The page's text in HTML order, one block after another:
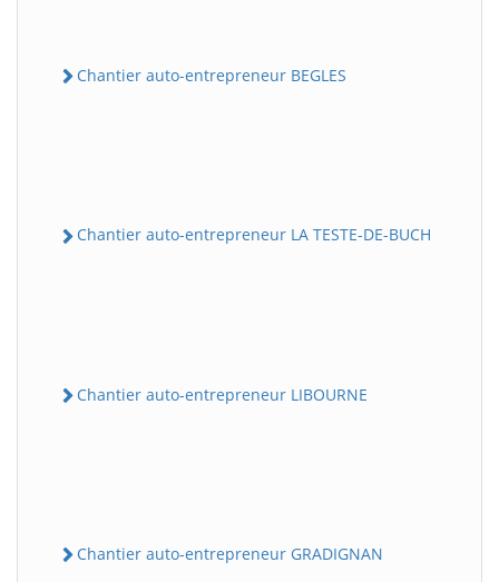
Chantier auto-entrepreneur BEGLES
Chantier auto-entrepreneur LA TESTE-DE-BUCH
Chantier auto-entrepreneur LIBOURNE
Chantier auto-entrepreneur GRADIGNAN